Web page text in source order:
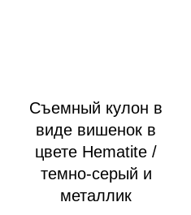
Съемный кулон в
виде вишенок в
цвете Hematite /
темно-серый и
металлик